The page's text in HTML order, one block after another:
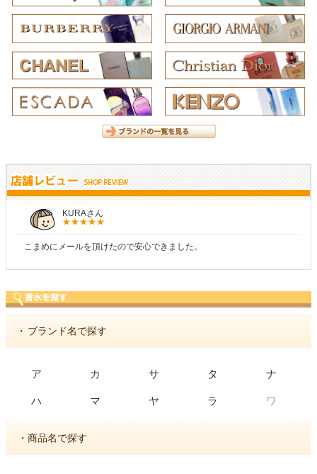
KURAさん
こまめにメールを頂けたので安心できました。
・ ブランド名で探す
ア カ サ タ ナ
ハ マ ヤ ラ ワ
・商品名で探す